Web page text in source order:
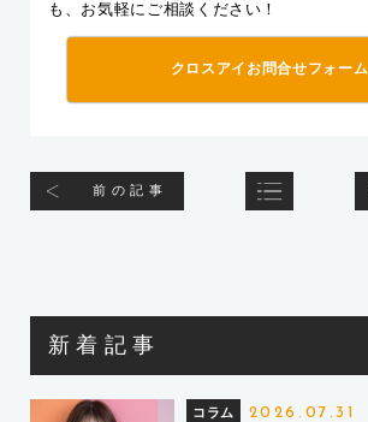
も、お気軽にご相談ください！
クロスアイお問合せフォーム
前の記事
新着記事
コラム 2026.07.31